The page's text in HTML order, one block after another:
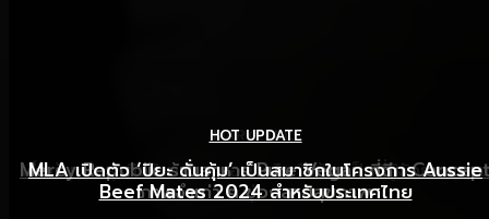
MARKETING
เริ่มต้นเปิดธุรกิจร้านอาหารอย่างไร ให้ร้านเป็นที่รู้จักยอดขาย
พุ่ง
HOT UPDATE
Mercy Republic ร้านอาหาร Pure Vegan ที่ฉีก
ภาพจำเก่า ๆ ของสายสุขภาพ
HOT UPDATE
MLA เปิดตัว ‘ปิยะ ดั่นคุ้ม’ เป็นสมาชิกในโครงการ Aussie
Beef Mates 2024 สำหรับประเทศไทย